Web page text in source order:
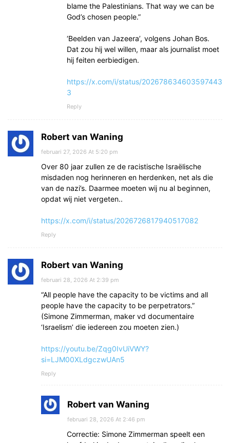
blame the Palestinians. That way we can be
God’s chosen people.”
‘Beelden van Jazeera’, volgens Johan Bos.
Dat zou hij wel willen, maar als journalist moet
hij feiten eerbiedigen.
https://x.com/i/status/202678634603597443
3
Reply
Robert van Waning
februari 27, 2026 At 5:20 pm
Over 80 jaar zullen ze de racistische Israëlische
misdaden nog herinneren en herdenken, net als die
van de nazi’s. Daarmee moeten wij nu al beginnen,
opdat wij niet vergeten..
https://x.com/i/status/2026726817940517082
Reply
Robert van Waning
februari 28, 2026 At 2:39 pm
“All people have the capacity to be victims and all
people have the capacity to be perpetrators.”
(Simone Zimmerman, maker vd documentaire
‘Israelism’ die iedereen zou moeten zien.)
https://youtu.be/Zqg0IvUiVWY?
si=LJM00XLdgczwUAn5
Reply
Robert van Waning
februari 28, 2026 At 2:46 pm
Correctie: Simone Zimmerman speelt een